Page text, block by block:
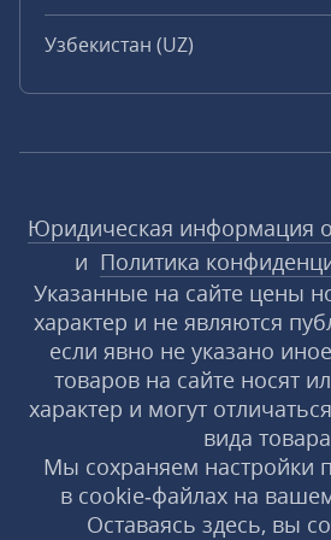
Узбекистан (UZ)
Юридическая информация о
и Политика
Указанные на сайте цены
характер и не являются
если явно не указано
товаров на сайте носят
характер и могут
вида
Мы сохраняем настройки
в cookie‑файлах на
Оставаясь здесь, вы